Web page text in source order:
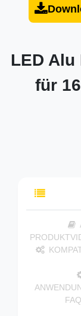
LED
für
FAQ